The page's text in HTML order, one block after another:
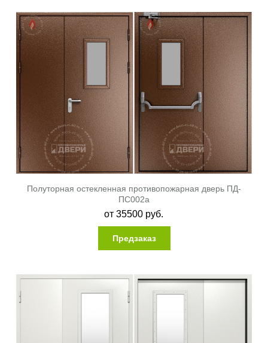
Полуторная остекленная противопожарная дверь ПД-
ПС002a
от35500 руб.
Предзаказ